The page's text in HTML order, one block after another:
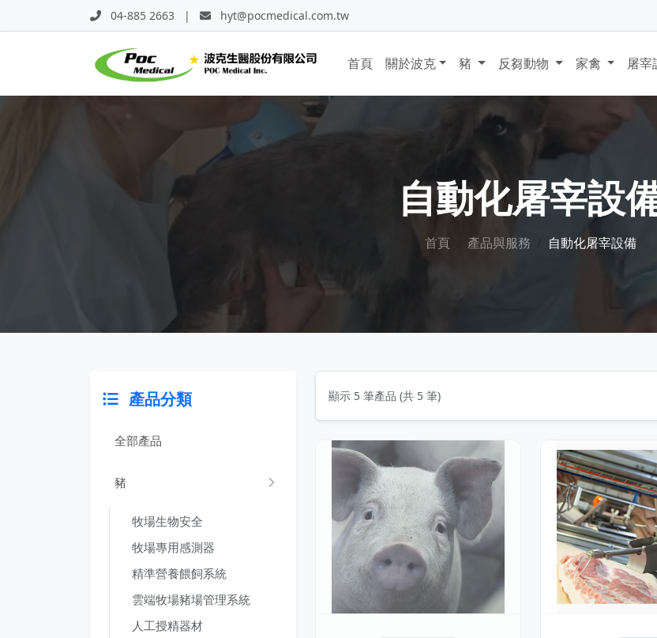
04-885 2663 | hyt@pocmedical.com.tw
首頁 關於波克 豬 反芻動物 家禽 屠宰
自動化屠宰設
首頁 產品與服務 自動化屠宰設備
產品分類
全部產品
豬
牧場生物安全
牧場專用感測器
精準營養餵飼系統
雲端牧場豬場管理系統
人工授精器材
顯示 5 筆產品 (共 5 筆)